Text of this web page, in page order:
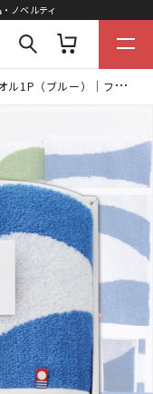
ノベルティ
ー）｜フェイスタオル×1枚